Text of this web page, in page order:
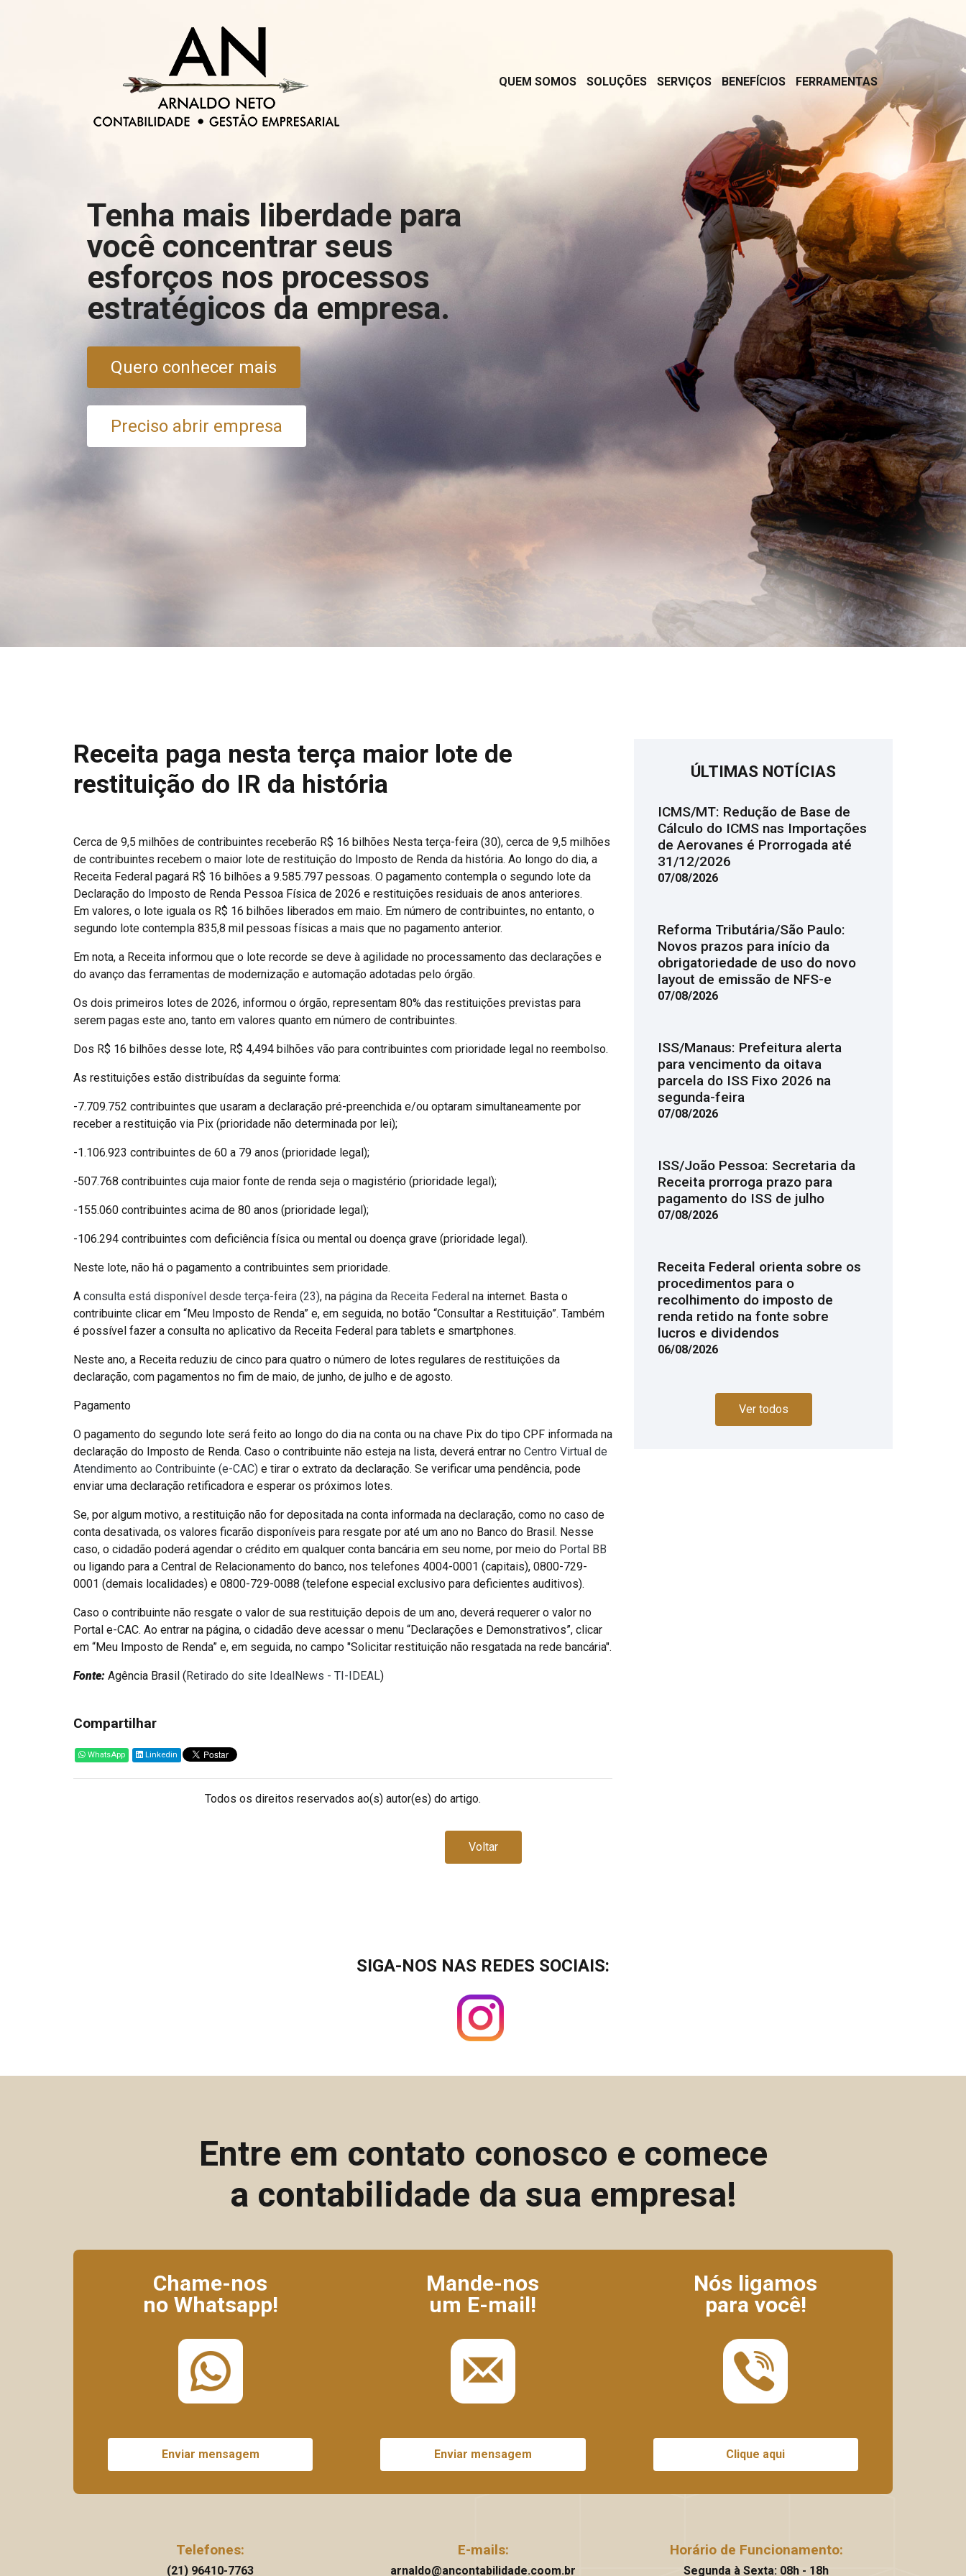
QUEM SOMOS SOLUÇÕES SERVIÇOS BENEFÍCIOS FERRAMENTAS
Tenha mais liberdade para
você concentrar seus
esforços nos processos
estratégicos da empresa.
Quero conhecer mais
Preciso abrir empresa
Receita paga nesta terça maior lote de
restituição do IR da história
Cerca de 9,5 milhões de contribuintes receberão R$ 16 bilhões Nesta terça-feira (30), cerca de 9,5 milhões
de contribuintes recebem o maior lote de restituição do Imposto de Renda da história. Ao longo do dia, a
Receita Federal pagará R$ 16 bilhões a 9.585.797 pessoas. O pagamento contempla o segundo lote da
Declaração do Imposto de Renda Pessoa Física de 2026 e restituições residuais de anos anteriores.
Em valores, o lote iguala os R$ 16 bilhões liberados em maio. Em número de contribuintes, no entanto, o
segundo lote contempla 835,8 mil pessoas físicas a mais que no pagamento anterior.
Em nota, a Receita informou que o lote recorde se deve à agilidade no processamento das declarações e
do avanço das ferramentas de modernização e automação adotadas pelo órgão.
Os dois primeiros lotes de 2026, informou o órgão, representam 80% das restituições previstas para
serem pagas este ano, tanto em valores quanto em número de contribuintes.
Dos R$ 16 bilhões desse lote, R$ 4,494 bilhões vão para contribuintes com prioridade legal no reembolso.
As restituições estão distribuídas da seguinte forma:
-7.709.752 contribuintes que usaram a declaração pré-preenchida e/ou optaram simultaneamente por
receber a restituição via Pix (prioridade não determinada por lei);
-1.106.923 contribuintes de 60 a 79 anos (prioridade legal);
-507.768 contribuintes cuja maior fonte de renda seja o magistério (prioridade legal);
-155.060 contribuintes acima de 80 anos (prioridade legal);
-106.294 contribuintes com deficiência física ou mental ou doença grave (prioridade legal).
Neste lote, não há o pagamento a contribuintes sem prioridade.
A consulta está disponível desde terça-feira (23), na página da Receita Federal na internet. Basta o
contribuinte clicar em “Meu Imposto de Renda” e, em seguida, no botão “Consultar a Restituição”. Também
é possível fazer a consulta no aplicativo da Receita Federal para tablets e smartphones.
Neste ano, a Receita reduziu de cinco para quatro o número de lotes regulares de restituições da
declaração, com pagamentos no fim de maio, de junho, de julho e de agosto.
Pagamento
O pagamento do segundo lote será feito ao longo do dia na conta ou na chave Pix do tipo CPF informada na
declaração do Imposto de Renda. Caso o contribuinte não esteja na lista, deverá entrar no Centro Virtual de
Atendimento ao Contribuinte (e-CAC) e tirar o extrato da declaração. Se verificar uma pendência, pode
enviar uma declaração retificadora e esperar os próximos lotes.
Se, por algum motivo, a restituição não for depositada na conta informada na declaração, como no caso de
conta desativada, os valores ficarão disponíveis para resgate por até um ano no Banco do Brasil. Nesse
caso, o cidadão poderá agendar o crédito em qualquer conta bancária em seu nome, por meio do Portal BB
ou ligando para a Central de Relacionamento do banco, nos telefones 4004-0001 (capitais), 0800-729-
0001 (demais localidades) e 0800-729-0088 (telefone especial exclusivo para deficientes auditivos).
Caso o contribuinte não resgate o valor de sua restituição depois de um ano, deverá requerer o valor no
Portal e-CAC. Ao entrar na página, o cidadão deve acessar o menu “Declarações e Demonstrativos”, clicar
em “Meu Imposto de Renda” e, em seguida, no campo "Solicitar restituição não resgatada na rede bancária".
Fonte: Agência Brasil (Retirado do site IdealNews - TI-IDEAL)
Compartilhar
WhatsApp Linkedin
Todos os direitos reservados ao(s) autor(es) do artigo.
ÚLTIMAS NOTÍCIAS
ICMS/MT: Redução de Base de
Cálculo do ICMS nas Importações
de Aerovanes é Prorrogada até
31/12/2026
07/08/2026
Reforma Tributária/São Paulo:
Novos prazos para início da
obrigatoriedade de uso do novo
layout de emissão de NFS-e
07/08/2026
ISS/Manaus: Prefeitura alerta
para vencimento da oitava
parcela do ISS Fixo 2026 na
segunda-feira
07/08/2026
ISS/João Pessoa: Secretaria da
Receita prorroga prazo para
pagamento do ISS de julho
07/08/2026
Receita Federal orienta sobre os
procedimentos para o
recolhimento do imposto de
renda retido na fonte sobre
lucros e dividendos
06/08/2026
Ver todos
Voltar
SIGA-NOS NAS REDES SOCIAIS:
Entre em contato conosco e comece
a contabilidade da sua empresa!
Chame-nos
no Whatsapp!
Enviar mensagem
Mande-nos
um E-mail!
Enviar mensagem
Nós ligamos
para você!
Clique aqui
Telefones:
(21) 96410-7763
E-mails:
arnaldo@ancontabilidade.coom.br
Horário de Funcionamento:
Segunda à Sexta: 08h - 18h